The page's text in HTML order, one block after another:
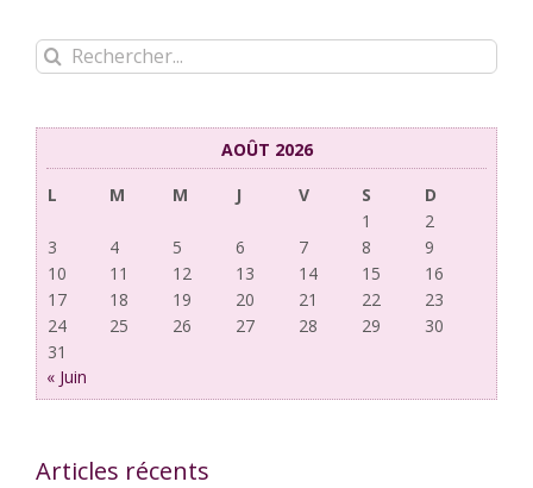
Rechercher:
AOÛT 2026
L
M M J V S
D
1
2
3
4 5 6 7 8
9
10
11 12 13 14 15
16
17
18 19 20 21 22
23
24
25 26 27 28 29
30
31
« Juin
Articles récents